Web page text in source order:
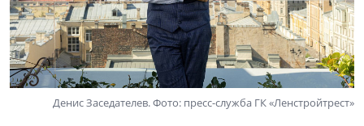
Денис Заседателев. Фото: пресс-служба ГК «Ленстройтрест»